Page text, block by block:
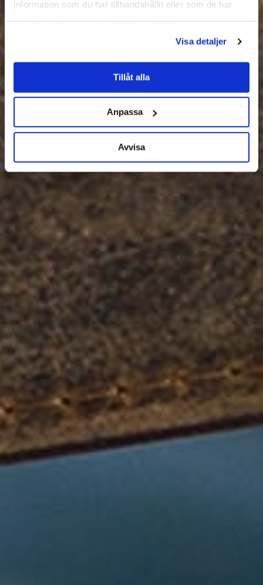
information som du har tillhandahållit eller som de har
Visa detaljer
Tillåt alla
Anpassa
Avvisa